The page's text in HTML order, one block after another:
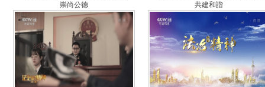
崇尚公德
共建和諧